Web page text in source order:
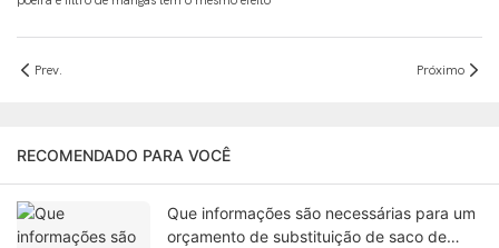
Prev. Próximo
RECOMENDADO PARA VOCÊ
Que informações são necessárias para um
orçamento de substituição de saco de